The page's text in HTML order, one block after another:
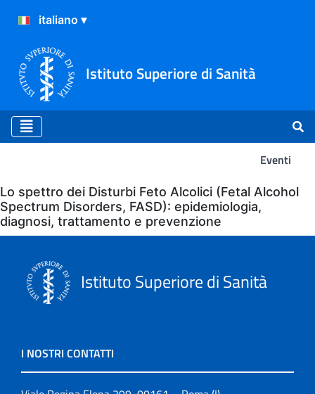
Istituto Superiore di Sanità
Eventi
Eventi
Lo spettro dei Disturbi Feto Alcolici (Fetal Alcohol
Spectrum Disorders, FASD): epidemiologia,
diagnosi, trattamento e prevenzione
Istituto Superiore di Sanità
I NOSTRI CONTATTI